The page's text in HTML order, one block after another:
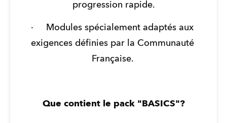
progression rapide.
·     Modules spécialement adaptés aux
exigences définies par la Communauté
Française.
Que contient le pack "BASICS"?